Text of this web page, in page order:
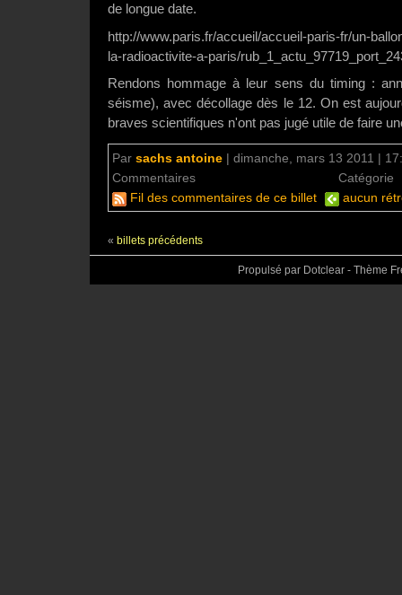
de longue date.
http://www.paris.fr/accueil/accueil-paris-fr/un-
la-radioactivite-a-paris/
Rendons hommage à leur sens du timing :
séisme), avec décollage dès le 12. On est
braves scientifiques n'ont pas jugé utile de faire
Par sachs antoine | dimanche, mars 13 2011 |
Commentaires
Catégorie
Fil des commentaires de ce billet
aucun
« billets précédents
Propulsé par Dotclear - Thème